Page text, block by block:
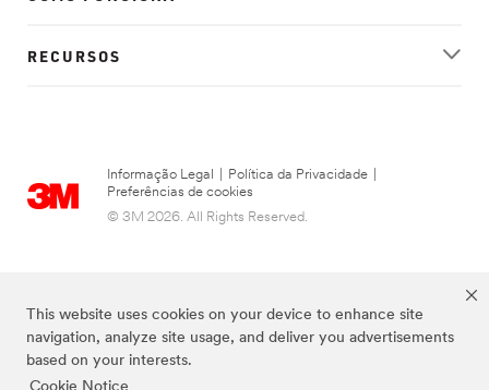
This website uses cookies on your device to enhance site
navigation, analyze site usage, and deliver you advertisements
based on your interests.
RECURSOS
Informação Legal Política da Privacidade
Preferências de cookies
© 3M 2026. All Rights Reserved.